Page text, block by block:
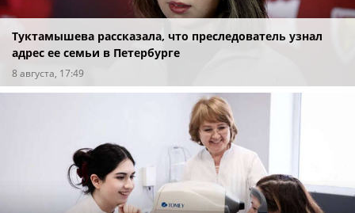
Туктамышева рассказала, что преследователь узнал
адрес ее семьи в Петербурге
8 августа, 17:49